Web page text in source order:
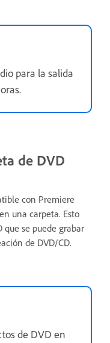
para la salida
de DVD
con Premiere
una carpeta. Esto
se puede grabar
de DVD/CD.
de DVD en